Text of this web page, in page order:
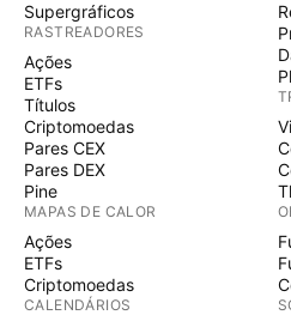
Supergráficos
RASTREADORES
Ações
ETFs
Títulos
Criptomoedas
Pares CEX
Pares DEX
Pine
MAPAS DE CALOR
Ações
ETFs
Criptomoedas
CALENDÁRIOS